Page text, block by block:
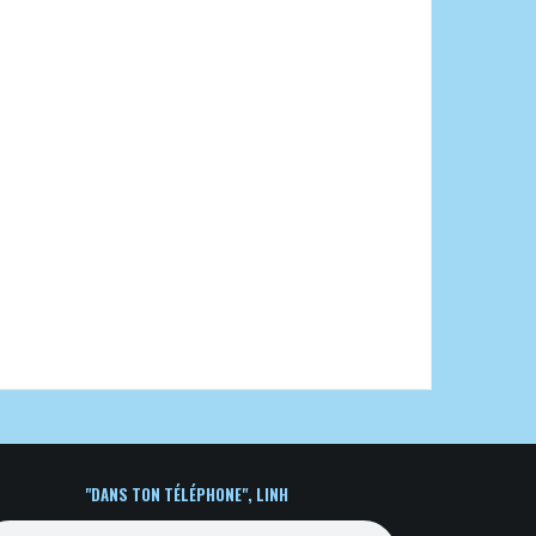
"DANS TON TÉLÉPHONE", LINH